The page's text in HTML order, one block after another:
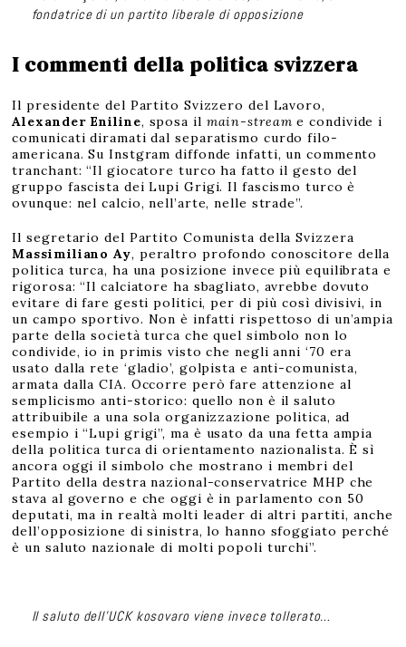
fondatrice di un partito liberale di opposizione
I commenti della politica svizzera
Il presidente del Partito Svizzero del Lavoro,
Alexander Eniline, sposa il main-stream e condivide i
comunicati diramati dal separatismo curdo filo-
americana. Su Instgram diffonde infatti, un commento
tranchant: “Il giocatore turco ha fatto il gesto del
gruppo fascista dei Lupi Grigi. Il fascismo turco è
ovunque: nel calcio, nell’arte, nelle strade”.
Il segretario del Partito Comunista della Svizzera
Massimiliano Ay, peraltro profondo conoscitore della
politica turca, ha una posizione invece più equilibrata e
rigorosa: “Il calciatore ha sbagliato, avrebbe dovuto
evitare di fare gesti politici, per di più così divisivi, in
un campo sportivo. Non è infatti rispettoso di un’ampia
parte della società turca che quel simbolo non lo
condivide, io in primis visto che negli anni ‘70 era
usato dalla rete ‘gladio’, golpista e anti-comunista,
armata dalla CIA. Occorre però fare attenzione al
semplicismo anti-storico: quello non è il saluto
attribuibile a una sola organizzazione politica, ad
esempio i “Lupi grigi”, ma è usato da una fetta ampia
della politica turca di orientamento nazionalista. È sì
ancora oggi il simbolo che mostrano i membri del
Partito della destra nazional-conservatrice MHP che
stava al governo e che oggi è in parlamento con 50
deputati, ma in realtà molti leader di altri partiti, anche
dell’opposizione di sinistra, lo hanno sfoggiato perché
è un saluto nazionale di molti popoli turchi”.
Il saluto dell’UCK kosovaro viene invece tollerato…